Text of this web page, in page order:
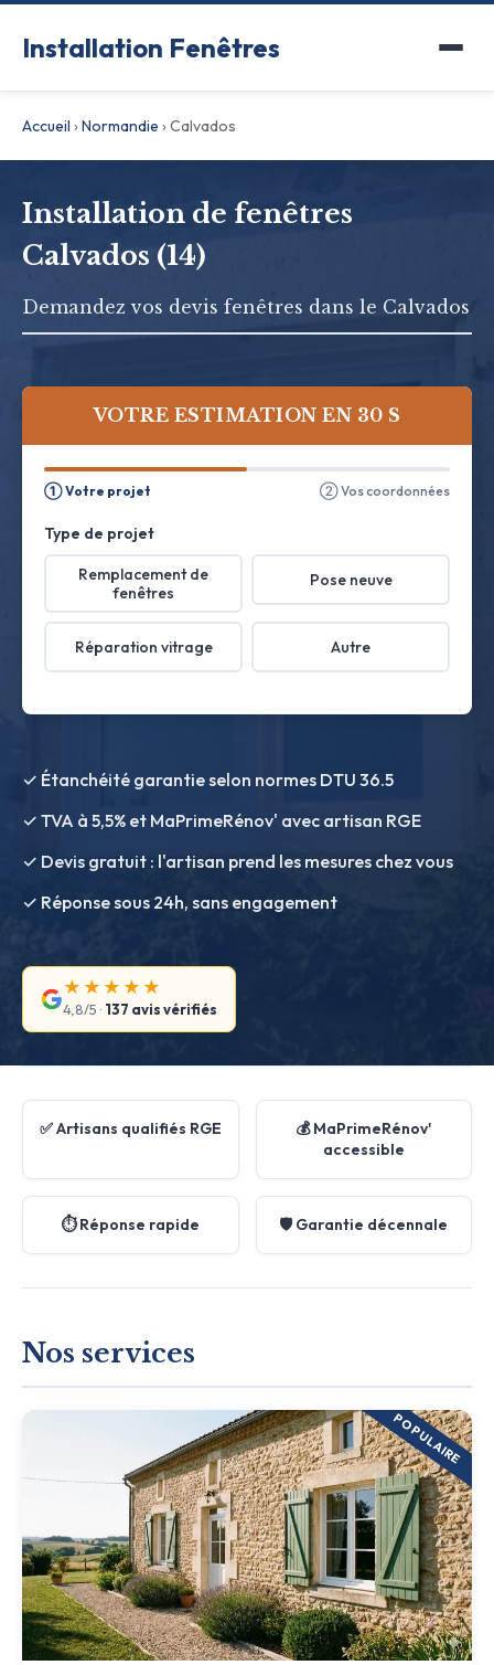
Installation Fenêtres
Accueil ›Normandie ›Calvados
Installation de fenêtres
Calvados (14)
Demandez vos devis fenêtres dans le Calvados
VOTRE ESTIMATION EN 30 S
① Votre projet ② Vos coordonnées
Type de projet
Remplacement de
fenêtres
Pose neuve
Réparation vitrage Autre
✓ Étanchéité garantie selon normes DTU 36.5
✓ TVA à 5,5% et MaPrimeRénov' avec artisan RGE
✓ Devis gratuit : l'artisan prend les mesures chez vous
✓ Réponse sous 24h, sans engagement
★★★★★
4,8/5 · 137 avis vérifiés
✅ Artisans qualifiés RGE
💰 MaPrimeRénov'
accessible
⏱️ Réponse rapide 🛡️ Garantie décennale
Nos services
POPULAIRE